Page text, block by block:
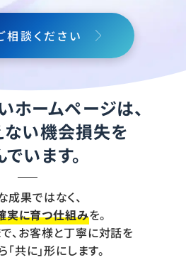
相談ください
ホームページは、
ない機会損失を
います。
成果ではなく、
実に育つ仕組みを。
、お客様と丁寧に対話を
共に」形にします。